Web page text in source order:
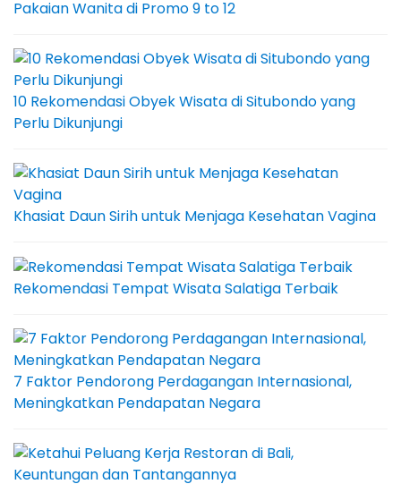
Pakaian Wanita di Promo 9 to 12
10 Rekomendasi Obyek Wisata di Situbondo yang
Perlu Dikunjungi
Khasiat Daun Sirih untuk Menjaga Kesehatan Vagina
Rekomendasi Tempat Wisata Salatiga Terbaik
7 Faktor Pendorong Perdagangan Internasional,
Meningkatkan Pendapatan Negara